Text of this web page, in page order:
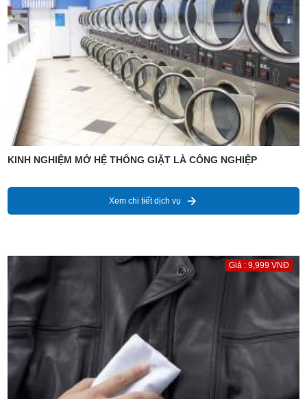
KINH NGHIỆM MỞ HỆ THỐNG GIẶT LÀ CÔNG NGHIỆP
Xem chi tiết dịch vụ
Giá : 9,999 VNĐ